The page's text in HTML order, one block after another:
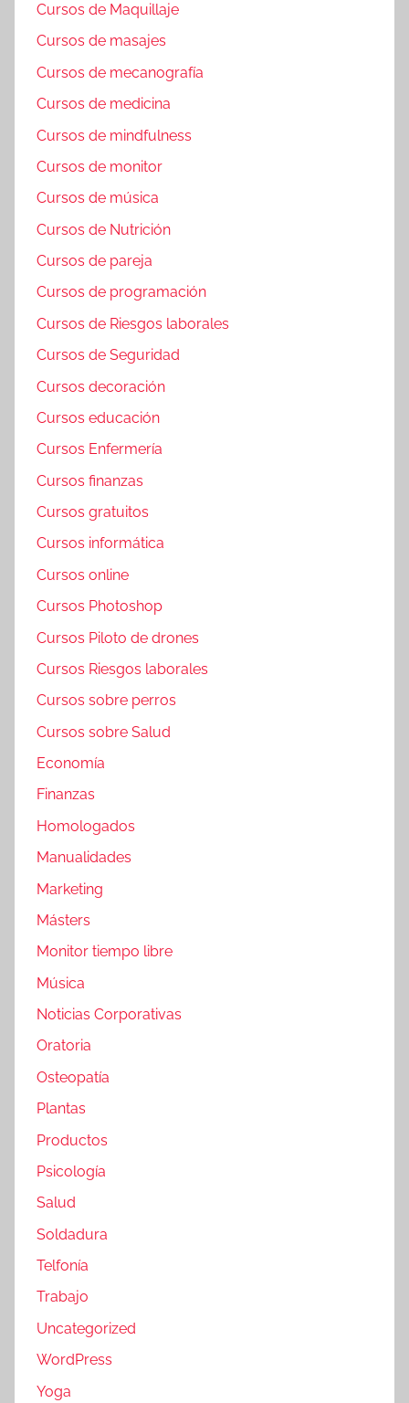
Cursos de Maquillaje
Cursos de masajes
Cursos de mecanografía
Cursos de medicina
Cursos de mindfulness
Cursos de monitor
Cursos de música
Cursos de Nutrición
Cursos de pareja
Cursos de programación
Cursos de Riesgos laborales
Cursos de Seguridad
Cursos decoración
Cursos educación
Cursos Enfermería
Cursos finanzas
Cursos gratuitos
Cursos informática
Cursos online
Cursos Photoshop
Cursos Piloto de drones
Cursos Riesgos laborales
Cursos sobre perros
Cursos sobre Salud
Economía
Finanzas
Homologados
Manualidades
Marketing
Másters
Monitor tiempo libre
Música
Noticias Corporativas
Oratoria
Osteopatía
Plantas
Productos
Psicología
Salud
Soldadura
Telfonía
Trabajo
Uncategorized
WordPress
Yoga